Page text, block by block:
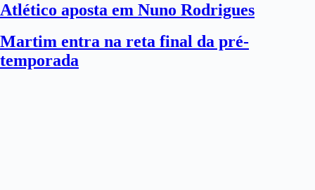
Atlético aposta em Nuno Rodrigues
Martim entra na reta final da pré-
temporada